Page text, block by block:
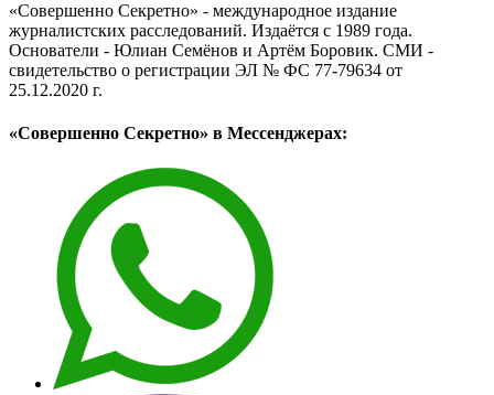
«Совершенно Секретно» - международное издание
журналистских расследований. Издаётся с 1989 года.
Основатели - Юлиан Семёнов и Артём Боровик. CМИ -
свидетельство о регистрации ЭЛ № ФС 77-79634 от
25.12.2020 г.
«Совершенно Секретно» в Мессенджерах: